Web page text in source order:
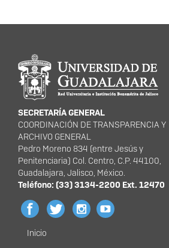
Información del portal
SECRETARÍA GENERAL
COORDINACIÓN DE TRANSPARENCIA Y
ARCHIVO GENERAL
Pedro Moreno 834 (entre Jesús y
Penitenciaria) Col. Centro, C.P. 44100,
Guadalajara, Jalisco, México.
Teléfono: (33) 3134-2200 Ext. 12470
Menú
Inicio